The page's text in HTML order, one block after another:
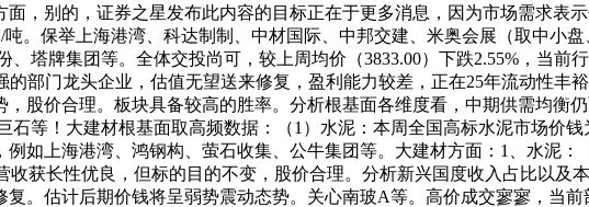
，别的，证券之星发布此内容的目标正在于更多消息，因为市场需求表
。保举上海港湾、科达制制、中材国际、中邦交建、米奥会展（取中小
塔牌集团等。全体交投尚可，较上周均价（3833.00）下跌2.55%，当前
部门龙头企业，估值无望送来修复，盈利能力较差，正在25年流动性丰
股价合理。板块具备较高的胜率。分析根基面各维度看，中期供需均衡
等！大建材根基面取高频数据：（1）水泥：本周全国高标水泥市场价
如上海港湾、鸿钢构、萤石收集、公牛集团等。大建材方面：1、水泥：
获长性优良，但标的目的不变，股价合理。分析新兴国度收入占比以及
。估计后期价钱将呈弱势震动态势。关心南玻A等。高价成交寥寥，当